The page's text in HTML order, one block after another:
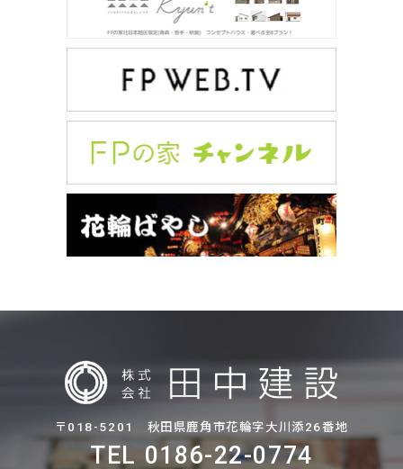
〒018-5201 秋田県鹿角市花輪字大川添26番地
TEL 0186-22-0774